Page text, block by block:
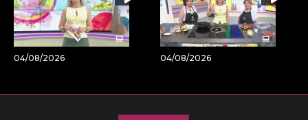
04/08/2026 04/08/2026